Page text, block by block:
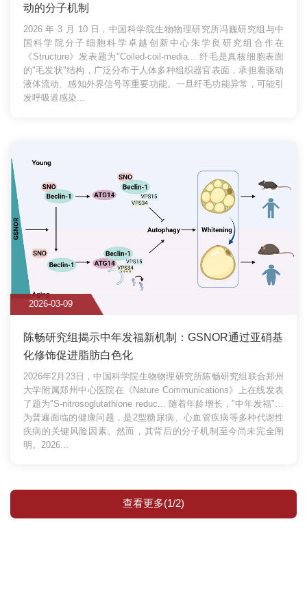
动的分子机制
2026 年 3 月 10 日，中国科学院生物物理研究所冯巍研究组与中
国科学院分子细胞科学卓越创新中心朱学良研究组合作在
《Structure》发表题为"Coiled-coil-media...
纤毛是真核细胞表面
的"毛发状"结构，广泛分布于人体多种组织器官表面，承担着驱动
液体流动、感知外界信号等重要功能。一旦纤毛功能异常，可能引
发呼吸道感染...
2026-03-09
陈畅研究组揭示中年发福新机制：GSNOR通过亚硝基
化修饰促进脂肪白色化
2026年2月23日，中国科学院生物物理研究所陈畅研究组联合郑州
大学附属郑州中心医院在《Nature Communications》上在线发表
了题为"S-nitrosoglutathione reduc...
随着年龄增长，"中年发福"成
为普遍面临的健康问题，是2型糖尿病、心血管疾病等多种代谢性
疾病的关键风险因素。然而，其背后的分子机制至今尚未完全阐
明。2026...
查看更多(1/2)